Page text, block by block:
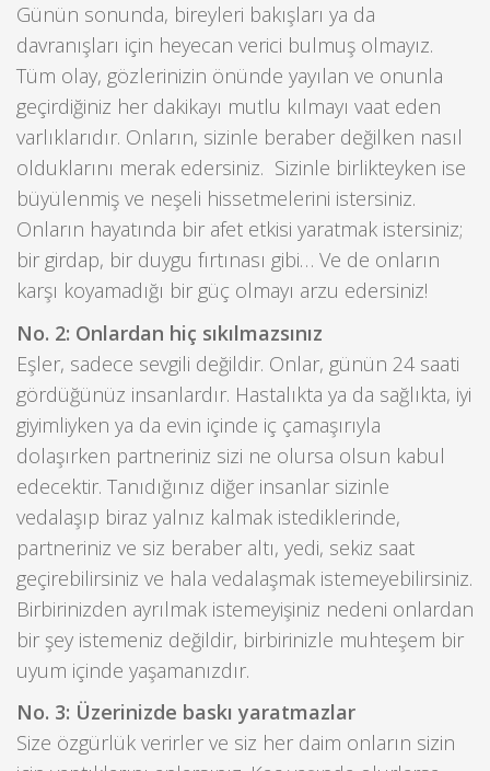
Günün sonunda, bireyleri bakışları ya da
davranışları için heyecan verici bulmuş olmayız.
Tüm olay, gözlerinizin önünde yayılan ve onunla
geçirdiğiniz her dakikayı mutlu kılmayı vaat eden
varlıklarıdır. Onların, sizinle beraber değilken nasıl
olduklarını merak edersiniz. Sizinle birlikteyken ise
büyülenmiş ve neşeli hissetmelerini istersiniz.
Onların hayatında bir afet etkisi yaratmak istersiniz;
bir girdap, bir duygu fırtınası gibi… Ve de onların
karşı koyamadığı bir güç olmayı arzu edersiniz!
No. 2: Onlardan hiç sıkılmazsınız
Eşler, sadece sevgili değildir. Onlar, günün 24 saati
gördüğünüz insanlardır. Hastalıkta ya da sağlıkta, iyi
giyimliyken ya da evin içinde iç çamaşırıyla
dolaşırken partneriniz sizi ne olursa olsun kabul
edecektir. Tanıdığınız diğer insanlar sizinle
vedalaşıp biraz yalnız kalmak istediklerinde,
partneriniz ve siz beraber altı, yedi, sekiz saat
geçirebilirsiniz ve hala vedalaşmak istemeyebilirsiniz.
Birbirinizden ayrılmak istemeyişiniz nedeni onlardan
bir şey istemeniz değildir, birbirinizle muhteşem bir
uyum içinde yaşamanızdır.
No. 3: Üzerinizde baskı yaratmazlar
Size özgürlük verirler ve siz her daim onların sizin